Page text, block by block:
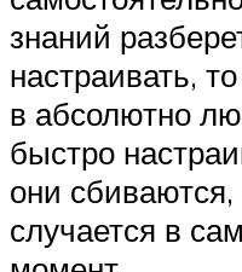
знаний
настраивать,
в абсолютно
быстро
они сбиваются,
случается в